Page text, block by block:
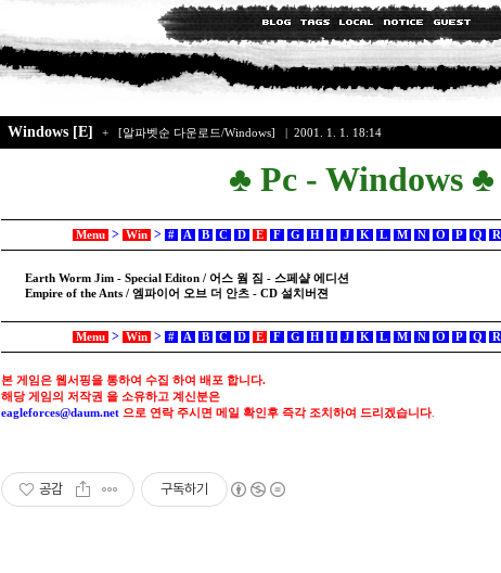
Windows [E] + [알파벳순 다운로드/Windows] | 2001. 1. 1. 18:14
♣ Pc - Windows ♣
Menu > Win > # A B C D E F G H I J K L M N O P Q R
Earth Worm Jim - Special Editon / 어스 웜 짐 - 스페샬 에디션
Empire of the Ants / 엠파이어 오브 더 안츠 - CD 설치버젼
Menu > Win > # A B C D E F G H I J K L M N O P Q R
본 게임은 웹서핑을 통하여 수집 하여 배포 합니다.
해당 게임의 저작권 을 소유하고 계신분은
eagleforces@daum.net 으로 연락 주시면 메일 확인후 즉각 조치하여 드리겠습니다.
공감 구독하기